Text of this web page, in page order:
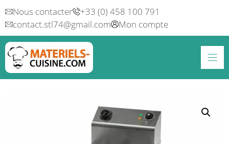
Aller
au
contenu
Nous contacter
+33 (0) 458 100 791
contact.stl74@gmail.com
Mon compte